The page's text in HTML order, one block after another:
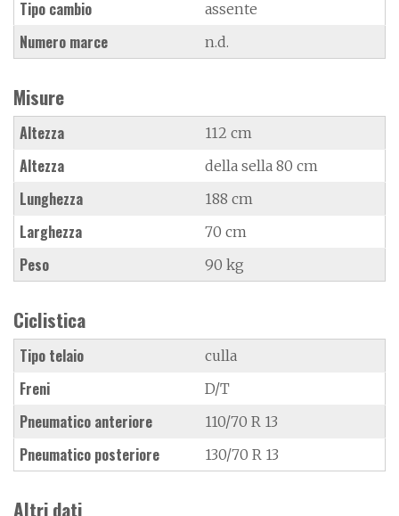
Tipo cambio assente
Numero marce n.d.
Misure
Altezza 112 cm
Altezza della sella 80 cm
Lunghezza 188 cm
Larghezza 70 cm
Peso 90 kg
Ciclistica
Tipo telaio culla
Freni D/T
Pneumatico anteriore 110/70 R 13
Pneumatico posteriore 130/70 R 13
Altri dati